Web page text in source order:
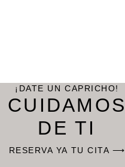
¡DATE UN CAPRICHO!
CUIDAMOS
DE TI
RESERVA YA TU CITA ⟶